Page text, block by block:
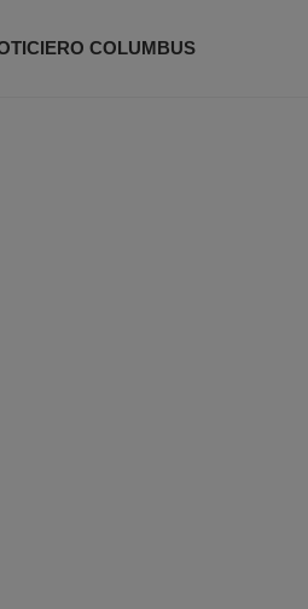
COLUMBUS